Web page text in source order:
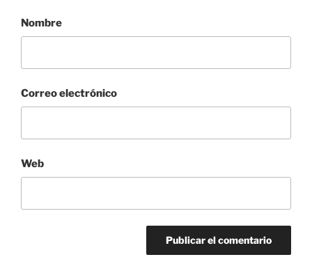
Nombre
Correo electrónico
Web